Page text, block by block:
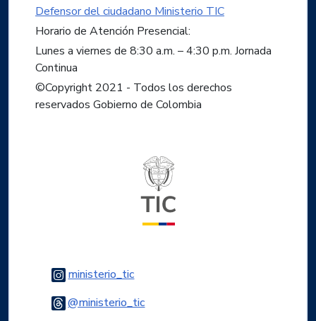
Defensor del ciudadano Ministerio TIC
Horario de Atención Presencial:
Lunes a viernes de 8:30 a.m. – 4:30 p.m. Jornada
Continua
©Copyright 2021 - Todos los derechos
reservados Gobierno de Colombia
ministerio_ticLogo Instagram
@ministerio_ticLogo Threads